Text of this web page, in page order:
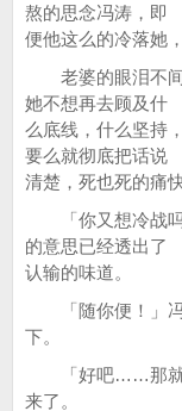
熬的思念冯涛，即
便他这么的冷落她
老婆的眼泪不间
她不想再去顾及什
么底线，什么坚持
要么就彻底把话说
清楚，死也死的痛
「你又想冷战吗
的意思已经透出了
认输的味道。
「随你便！」冯
下。
「好吧……那就继
来了。